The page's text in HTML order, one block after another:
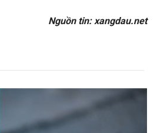
Nguồn tin: xangdau.net